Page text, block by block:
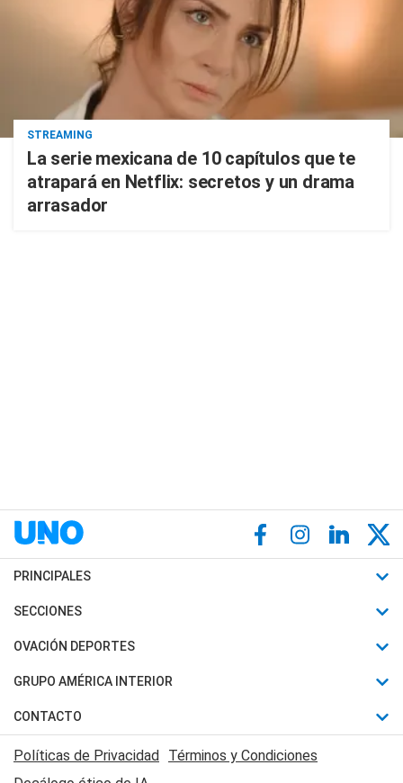
STREAMING
La serie mexicana de 10 capítulos que te
atrapará en Netflix: secretos y un drama
arrasador
PRINCIPALES
Últimas Noticias
Política
Judiciales
Economia
SECCIONES
Horóscopo
Motores
Trucos caseros
Series y Películas
OVACIÓN DEPORTES
Fútbol
Mundial
Automovilismo
Rugby
GRUPO AMÉRICA INTERIOR
Canal 7 en Vivo
CONTACTO
Acerca de Nosotros
Contactanos
Políticas de Privacidad
Términos y Condiciones